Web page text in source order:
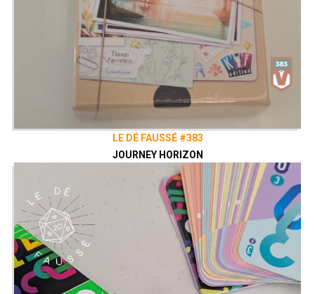
LE DÉ FAUSSÉ #383
JOURNEY HORIZON